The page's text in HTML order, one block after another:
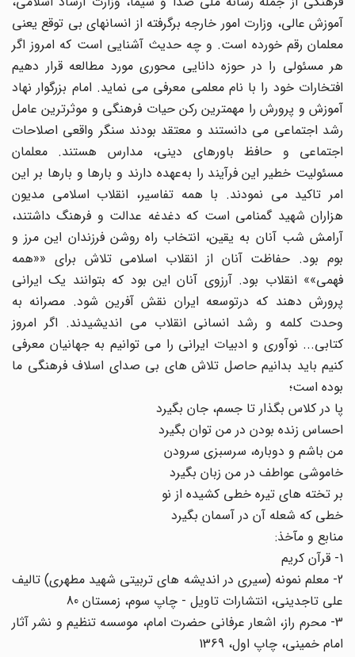
آموزش عالی، وزارت امور خارجه برگرفته از انسانهاى بى توقع یعنى
معلمان رقم خورده است. و چه حدیث آشنایى است که امروز اگر
هر مسئولى را در حوزه دانایى محورى مورد مطالعه قرار دهیم
افتخارات خود را با نام معلمى معرفى مى نماید. امام بزرگوار نهاد
آموزش و پرورش را مهمترین رکن حیات فرهنگى و موثرترین عامل
رشد اجتماعى مى دانستند و معتقد بودند سنگر واقعى اصلاحات
اجتماعى و حافظ باورهاى دینی، مدارس هستند. معلمان
مسئولیت خطیر این فرآیند را به‌عهده دارند و بارها و بارها بر این
امر تاکید مى نمودند. با همه تفاسیر، انقلاب اسلامى مدیون
هزاران شهید گمنامى است که دغدغه عدالت و فرهنگ داشتند،
آرامش شب آنان به یقین، انتخاب راه روشن فرزندان این مرز و
بوم بود. حفاظت آنان از انقلاب اسلامى تلاش براى ««همه
فهمی»» انقلاب بود. آرزوى آنان این بود که بتوانند یک ایرانى
پرورش دهند که درتوسعه ایران نقش آفرین شود. مصرانه به
وحدت کلمه و رشد انسانى انقلاب مى اندیشیدند. اگر امروز
کتابی... نوآورى و ادبیات ایرانى را مى توانیم به جهانیان معرفى
کنیم باید بدانیم حاصل تلاش هاى بى صداى اسلاف فرهنگى ما
بوده است؛
پا در کلاس بگذار تا جسم، جان بگیرد
احساس زنده بودن در من توان بگیرد
من باشم و دوباره، سرسبزى سرودن
خاموشى عواطف در من زبان بگیرد
بر تخته هاى تیره خطى کشیده از نو
خطى که شعله آن در آسمان بگیرد
منابع و مآخذ:
2- معلم نمونه (سیرى در اندیشه هاى تربیتى شهید مطهری) تالیف
على تاجدینی، انتشارات تاویل - چاپ سوم، ‌زمستان 80
3- محرم راز، اشعار عرفانى حضرت امام، موسسه تنظیم و نشر آثار
امام خمینی، چاپ اول، 1369